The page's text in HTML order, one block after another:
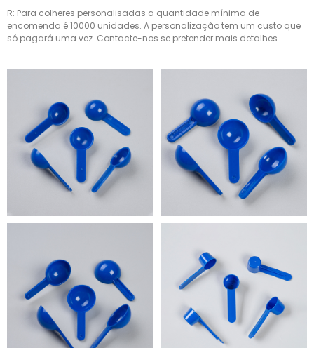
R: Para colheres personalisadas a quantidade mínima de
encomenda é 10000 unidades. A personalização tem um custo que
só pagará uma vez. Contacte-nos se pretender mais detalhes.